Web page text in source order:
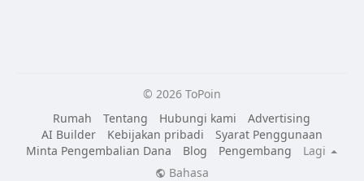
© 2026 ToPoin
Rumah
Tentang Hubungi kami
Advertising
AI Builder
Kebijakan pribadi
Syarat Penggunaan
Minta Pengembalian Dana
Blog Pengembang
Lagi
Bahasa